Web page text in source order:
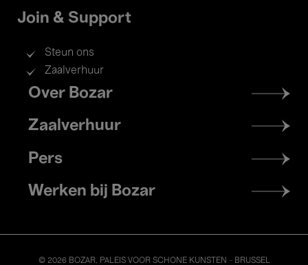
Join & Support
Steun ons
Zaalverhuur
Footer
menu
Over Bozar
Zaalverhuur
Pers
Werken bij Bozar
© 2026 BOZAR. PALEIS VOOR SCHONE KUNSTEN - BRUSSEL